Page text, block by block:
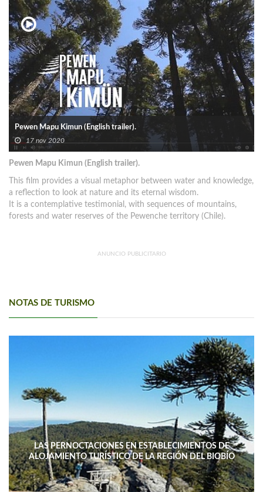
Pewen Mapu Kimun (English trailer).
17 nov 2020
Pewen Mapu Kimun (English trailer).
This film provides a visual metaphor between water and knowledge,
a reflection to look at nature and its eternal wisdom.
It is a contemplative testimonial, with sequences of mountains,
forests and water reserves of the Pewenche territory (Chile).
ANUNCIO PUBLICITARIO
NOTAS DE TURISMO
LAS PERNOCTACIONES EN ESTABLECIMIENTOS DE
ALOJAMIENTO TURÍSTICO DE LA REGIÓN DEL BIOBÍO
DISMINUYERON 15,4% INTERANUAL